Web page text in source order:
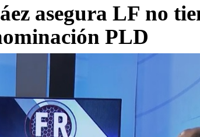
asegura LF no
PLD